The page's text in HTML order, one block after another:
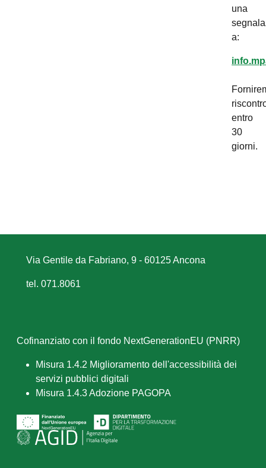
una
a:
entro
30
giorni.
Via Gentile da Fabriano, 9 - 60125 Ancona
tel. 071.8061
Cofinanziato con il fondo NextGenerationEU (PNRR)
Misura 1.4.2 Miglioramento dell'accessibilità dei
servizi pubblici digitali
Misura 1.4.3 Adozione PAGOPA